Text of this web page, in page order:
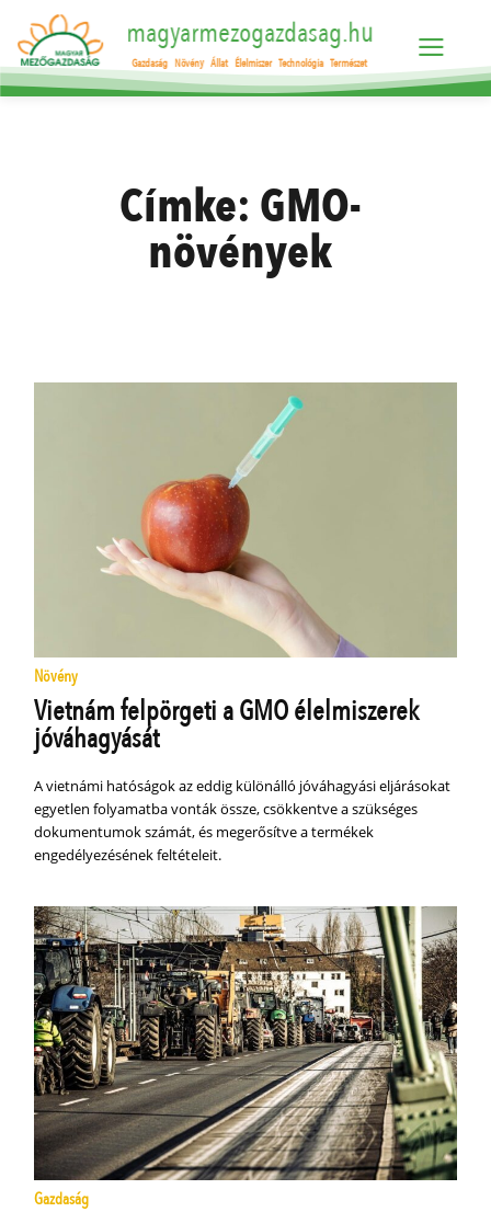
magyarmezogazdasag.hu
Gazdaság Növény Állat Élelmiszer Technológia Természet
Címke: GMO-
növények
Növény
Vietnám felpörgeti a GMO élelmiszerek
jóváhagyását
A vietnámi hatóságok az eddig különálló jóváhagyási eljárásokat
egyetlen folyamatba vonták össze, csökkentve a szükséges
dokumentumok számát, és megerősítve a termékek
engedélyezésének feltételeit.
Gazdaság